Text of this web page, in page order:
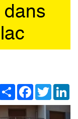
dans
ShareFacebook
Twitter